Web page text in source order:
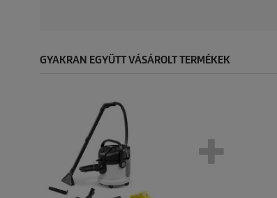
GYAKRAN EGYÜTT VÁSÁROLT TERMÉKEK